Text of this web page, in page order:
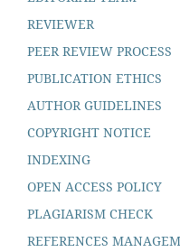
REVIEWER
PEER REVIEW PROCESS
PUBLICATION ETHICS
AUTHOR GUIDELINES
COPYRIGHT NOTICE
INDEXING
OPEN ACCESS POLICY
PLAGIARISM CHECK
REFERENCES